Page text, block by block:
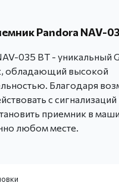
Pandora NAV-
035 BT - уникальный
обладающий высокой
Благодаря
с сигнализаций
приемник в
любом месте.